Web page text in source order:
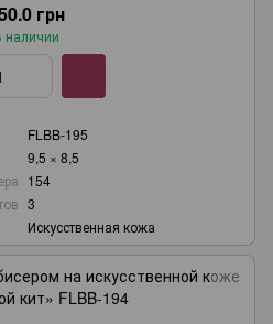
грн
наличии
FLBB-195
9,5 × 8,5
154
3
Искусственная кожа